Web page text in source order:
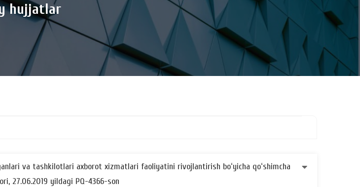
hujjatlar
va tashkilotlari axborot xizmatlari faoliyatini rivojlantirish boʻyicha qoʻshimcha
27.06.2019 yildagi PQ-4366-son